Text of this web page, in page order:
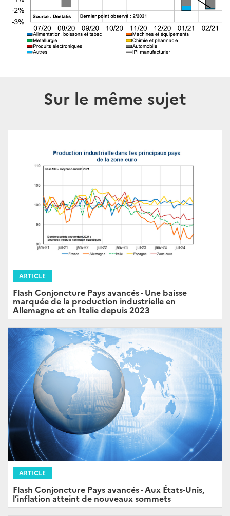
Sur le même sujet
ARTICLE
Flash Conjoncture Pays avancés - Une baisse
marquée de la production industrielle en
Allemagne et en Italie depuis 2023
ARTICLE
Flash Conjoncture Pays avancés - Aux États-Unis,
l’inflation atteint de nouveaux sommets